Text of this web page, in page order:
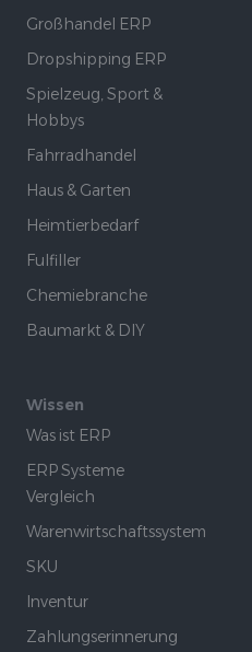
Großhandel ERP
Dropshipping ERP
Spielzeug, Sport &
Hobbys
Fahrradhandel
Haus & Garten
Heimtierbedarf
Fulfiller
Chemiebranche
Baumarkt & DIY
Wissen
Was ist ERP
ERP Systeme
Vergleich
Warenwirtschaftssystem
SKU
Inventur
Zahlungserinnerung